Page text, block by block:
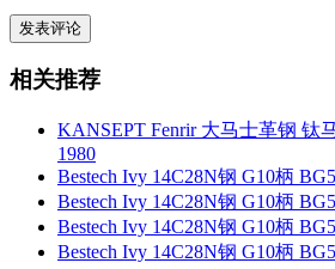
相关推荐
KANSEPT Fenrir 大马士革钢 钛
1980
Bestech Ivy 14C28N钢 G10柄
Bestech Ivy 14C28N钢 G10柄
Bestech Ivy 14C28N钢 G10柄
Bestech Ivy 14C28N钢 G10柄